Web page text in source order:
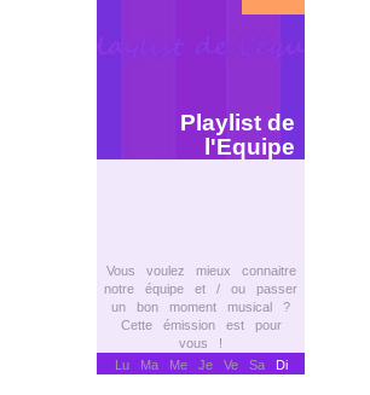
Playlist de
l'Equipe
Vous voulez mieux connaitre
notre équipe et / ou passer
un bon moment musical ?
Cette émission est pour
vous !
Lu Ma Me Je Ve Sa
Di